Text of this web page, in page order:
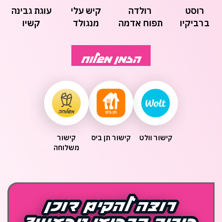
עוגת גבינה
קשיו
קיש עלי
מנגולד
רולדה
תפוח אדמה
רוסט
ברביקיו
הזמן משלוח
קישור וולט קישור תן ביס
קישור
משלוחה
רוצה להקים דוכן
רוצה להקים דוכן